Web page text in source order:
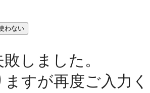
わない
しました。
すが再度ご入力く